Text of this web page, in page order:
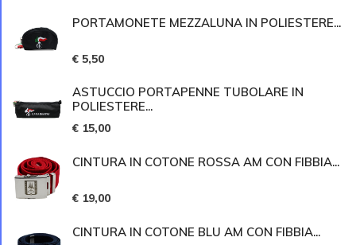
PORTAMONETE MEZZALUNA IN POLIESTERE...
€ 5,50
ASTUCCIO PORTAPENNE TUBOLARE IN
POLIESTERE...
€ 15,00
CINTURA IN COTONE ROSSA AM CON FIBBIA...
€ 19,00
CINTURA IN COTONE BLU AM CON FIBBIA...